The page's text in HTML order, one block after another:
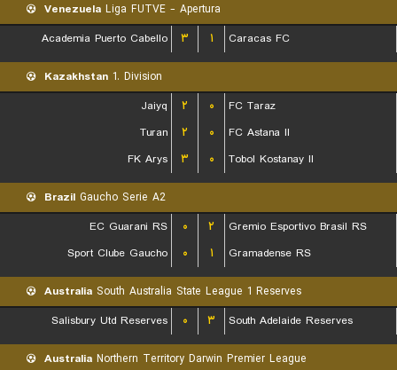
Venezuela Liga FUTVE - Apertura
Academia Puerto Cabello
۳ ۱ Caracas FC
Kazakhstan 1. Division
Jaiyq
۲ ۰
FC Taraz
Turan
۲ ۰
FC Astana II
FK Arys
۳ ۰ Tobol Kostanay II
Brazil Gaucho Serie A2
EC Guarani RS
۰ ۲
Gremio Esportivo Brasil RS
Sport Clube Gaucho
۰ ۱ Gramadense RS
Australia South Australia State League 1 Reserves
Salisbury Utd Reserves
۰ ۳ South Adelaide Reserves
Australia Northern Territory Darwin Premier League